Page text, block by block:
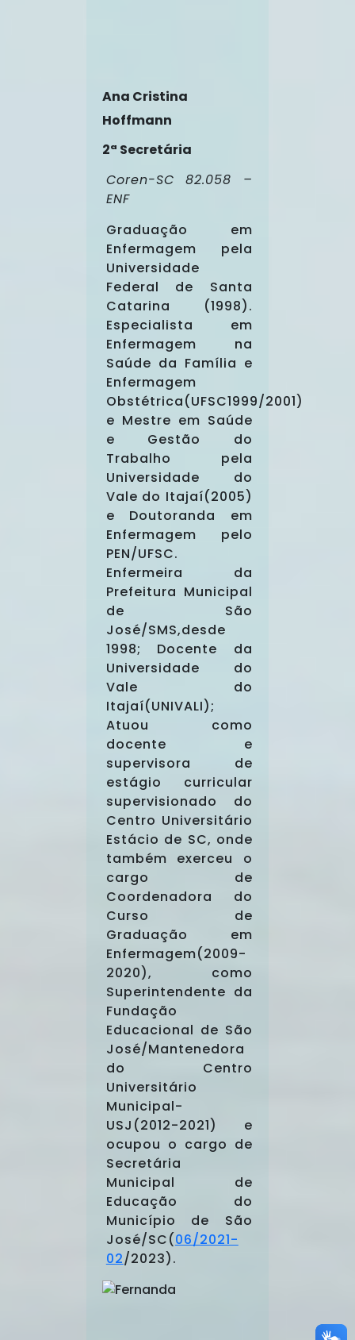
Ana Cristina
Hoffmann
2ª Secretária
Coren-SC 82.058 –
ENF
Graduação em
Enfermagem pela
Universidade
Federal de Santa
Catarina (1998).
Especialista em
Enfermagem na
Saúde da Família e
Enfermagem
Obstétrica(UFSC1999/2001)
e Mestre em Saúde
e Gestão do
Trabalho pela
Universidade do
Vale do Itajaí(2005)
e Doutoranda em
Enfermagem pelo
PEN/UFSC.
Enfermeira da
Prefeitura Municipal
de São
José/SMS,desde
1998; Docente da
Universidade do
Vale do
Itajaí(UNIVALI);
Atuou como
docente e
supervisora de
estágio curricular
supervisionado do
Centro Universitário
Estácio de SC, onde
também exerceu o
cargo de
Coordenadora do
Curso de
Graduação em
Enfermagem(2009-
2020), como
Superintendente da
Fundação
Educacional de São
José/Mantenedora
do Centro
Universitário
Municipal-
USJ(2012-2021) e
ocupou o cargo de
Secretária
Municipal de
Educação do
Município de São
José/SC(06/2021-
02/2023).